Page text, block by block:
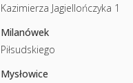
Kazimierza Jagiellończyka 1
Milanówek
Piłsudskiego
Mysłowice